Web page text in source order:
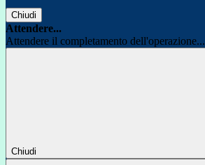
Chiudi
Attendere...
Attendere il completamento dell'operazione...
Chiudi